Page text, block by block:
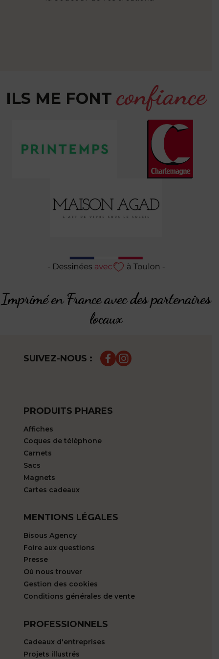
ILS ME FONT confiance
Imprimé en France avec des partenaires
locaux
SUIVEZ-NOUS :
PRODUITS PHARES
Affiches
Coques de téléphone
Carnets
Sacs
Magnets
Cartes cadeaux
MENTIONS LÉGALES
Bisous Agency
Foire aux questions
Presse
Où nous trouver
Gestion des cookies
Conditions générales de vente
PROFESSIONNELS
Cadeaux d'entreprises
Projets illustrés